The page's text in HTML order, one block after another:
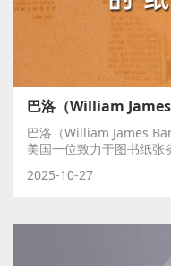
巴洛（William
巴洛（William James
美国一位致力于图书纸张
2025-10-27